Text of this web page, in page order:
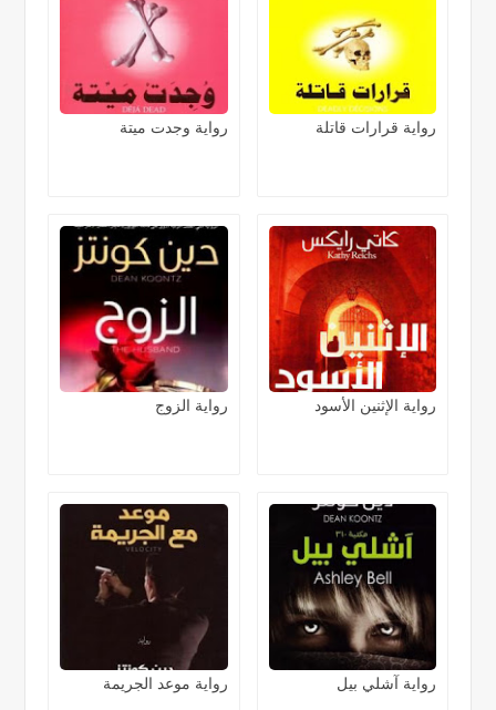
رواية قرارات قاتلة رواية وجدت ميتة
رواية الإثنين الأسود رواية الزوج
رواية آشلي بيل رواية موعد الجريمة